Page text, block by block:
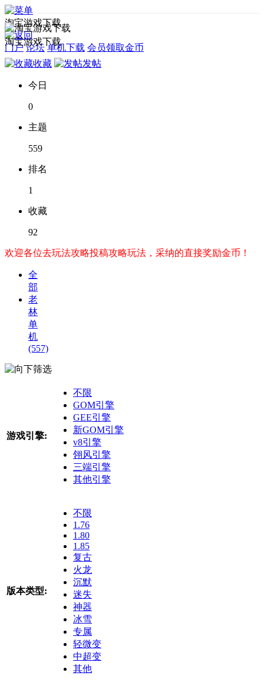
淘宝游戏下载
门户 论坛 单机下载 会员领取金币
淘宝游戏下载
收藏 发帖
今日
0
主题
559
排名
1
收藏
92
欢迎各位去玩法攻略投稿攻略玩法，采纳的直接奖励金币！
全
部
老
林
单
机
(557)
筛选
游戏引擎:
不限
GOM引擎
GEE引擎
新GOM引擎
v8引擎
翎风引擎
三端引擎
其他引擎
版本类型:
不限
1.76
1.80
1.85
复古
火龙
沉默
迷失
神器
冰雪
专属
轻微变
中超变
其他